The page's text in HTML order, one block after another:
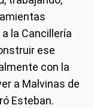
la Cancillería
ese
con la
a Malvinas de
Esteban.